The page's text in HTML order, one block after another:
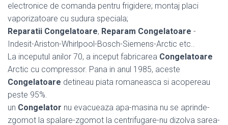
electronice de comanda pentru frigidere; montaj placi
vaporizatoare cu sudura speciala;
Reparatii Congelatoare, Reparam Congelatoare -
Indesit-Ariston-Whirlpool-Bosch-Siemens-Arctic etc..
La inceputul anilor 70, a inceput fabricarea Congelatoare
Arctic cu compressor. Pana in anul 1985, aceste
Congelatoare detineau piata romaneasca si acopereau
peste 95%.
un Congelator nu evacueaza apa-masina nu se aprinde-
zgomot la spalare-zgomot la centrifugare-nu dizolva sarea-